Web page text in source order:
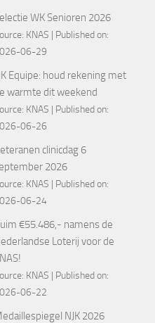
WK Senioren 2026
KNAS
Published on:
06-29
Equipe: houd rekening met
warmte dit weekend
KNAS
Published on:
06-26
clinicdag 6
2026
KNAS
Published on:
06-24
€55.486,- namens de
Loterij voor de
KNAS
Published on:
06-22
NJK 2026